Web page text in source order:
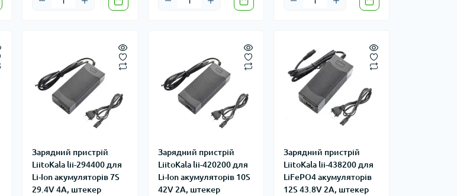
Зарядний пристрій
LiitoKala lii-294400 для
Li-Ion акумуляторів 7S
29.4V 4A, штекер
Зарядний пристрій
LiitoKala lii-420200 для
Li-Ion акумуляторів 10S
42V 2A, штекер
Зарядний пристрій
LiitoKala lii-438200 для
LiFePO4 акумуляторів
12S 43.8V 2A, штекер